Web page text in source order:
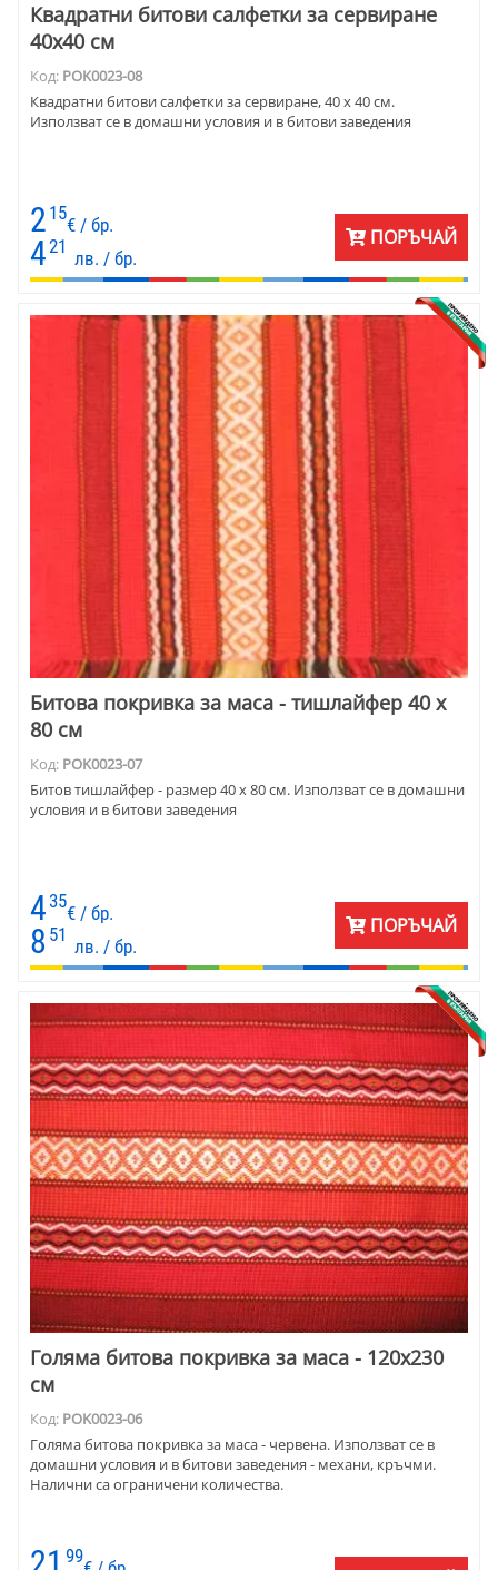
Квадратни битови салфетки за сервиране
40х40 см
Код: POK0023-08
Квадратни битови салфетки за сервиране, 40 х 40 см.
Използват се в домашни условия и в битови заведения
2 15
€ / бр.
421
лв. / бр.
ПОРЪЧАЙ
Битова покривка за маса - тишлайфер 40 х
80 см
Код: POK0023-07
Битов тишлайфер - размер 40 х 80 см. Използват се в домашни
условия и в битови заведения
4 35
€ / бр.
8 51
лв. / бр.
ПОРЪЧАЙ
Голяма битова покривка за маса - 120х230
см
Код: POK0023-06
Голяма битова покривка за маса - червена. Използват се в
домашни условия и в битови заведения - механи, кръчми.
Налични са ограничени количества.
99